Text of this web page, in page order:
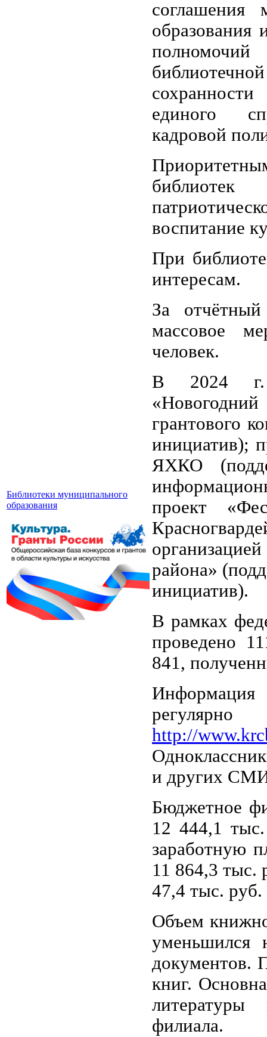
Библиотеки муниципального
образования
соглашения
образования
полномочий
единого
кадровой
воспитание
При
интересам.
За
массовое
человек.
В 2024 г.
грантового
инициатив);
ЯХКО
проект
района»
инициатив).
В рамках
проведено
841,
http://
и других
Бюджетное
12 444,1
заработную
11 864,3 тыс.
47,4 тыс. руб.
Объем
уменьшился
документов.
книг.
литературы
филиала.